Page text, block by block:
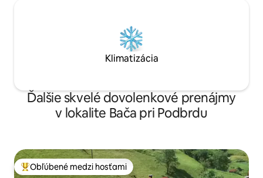
Klimatizácia
Ďalšie skvelé dovolenkové prenájmy
v lokalite Bača pri Podbrdu
Najobľúbenejšie medzi hosťami
Obľúbené medzi hosťami